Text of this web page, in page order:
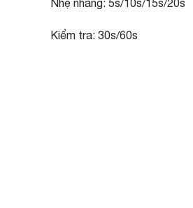
Nhẹ nhàng: 5s/10s/15s/20s
Kiểm tra: 30s/60s